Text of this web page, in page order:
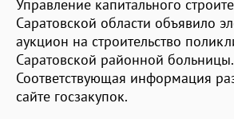
Управление капитального
Саратовской области объявило
аукцион на строительство
Саратовской районной больницы.
Соответствующая информация
сайте госзакупок.